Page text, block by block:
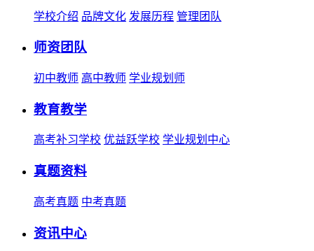
学校介绍 品牌文化 发展历程 管理团队
师资团队
初中教师 高中教师 学业规划师
教育教学
高考补习学校 优益跃学校 学业规划中心
真题资料
高考真题 中考真题
资讯中心